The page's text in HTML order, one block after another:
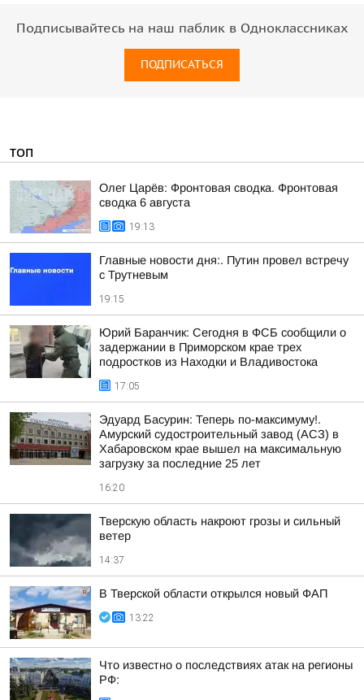
Подписывайтесь на наш паблик в Одноклассниках
ПОДПИСАТЬСЯ
ТОП
Олег Царёв: Фронтовая сводка. Фронтовая
сводка 6 августа
19:13
Главные новости дня:. Путин провел встречу
с Трутневым
19:15
Юрий Баранчик: Сегодня в ФСБ сообщили о
задержании в Приморском крае трех
подростков из Находки и Владивостока
17:05
Эдуард Басурин: Теперь по-максимуму!.
Амурский судостроительный завод (АСЗ) в
Хабаровском крае вышел на максимальную
загрузку за последние 25 лет
16:20
Тверскую область накроют грозы и сильный
ветер
14:37
В Тверской области открылся новый ФАП
13:22
Что известно о последствиях атак на регионы
РФ: